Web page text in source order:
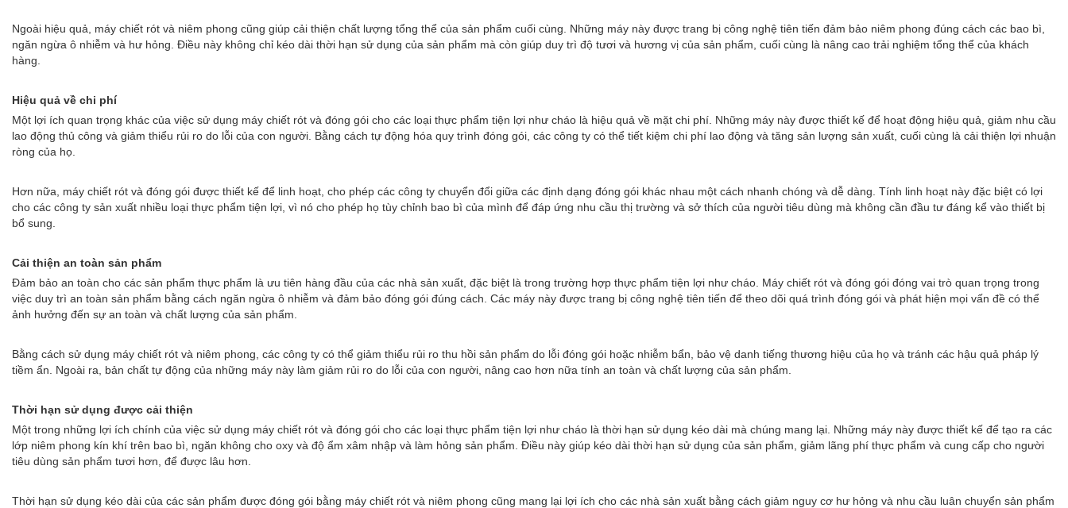
Ngoài hiệu quả, máy chiết rót và niêm phong cũng giúp cải thiện chất lượng tổng thể của sản phẩm cuối cùng. Những máy này được trang bị công nghệ tiên tiến đảm bảo niêm phong đúng cách các bao bì,
ngăn ngừa ô nhiễm và hư hỏng. Điều này không chỉ kéo dài thời hạn sử dụng của sản phẩm mà còn giúp duy trì độ tươi và hương vị của sản phẩm, cuối cùng là nâng cao trải nghiệm tổng thể của khách
hàng.
Hiệu quả về chi phí
Một lợi ích quan trọng khác của việc sử dụng máy chiết rót và đóng gói cho các loại thực phẩm tiện lợi như cháo là hiệu quả về mặt chi phí. Những máy này được thiết kế để hoạt động hiệu quả, giảm nhu cầu
lao động thủ công và giảm thiểu rủi ro do lỗi của con người. Bằng cách tự động hóa quy trình đóng gói, các công ty có thể tiết kiệm chi phí lao động và tăng sản lượng sản xuất, cuối cùng là cải thiện lợi nhuận
ròng của họ.
Hơn nữa, máy chiết rót và đóng gói được thiết kế để linh hoạt, cho phép các công ty chuyển đổi giữa các định dạng đóng gói khác nhau một cách nhanh chóng và dễ dàng. Tính linh hoạt này đặc biệt có lợi
cho các công ty sản xuất nhiều loại thực phẩm tiện lợi, vì nó cho phép họ tùy chỉnh bao bì của mình để đáp ứng nhu cầu thị trường và sở thích của người tiêu dùng mà không cần đầu tư đáng kể vào thiết bị
bổ sung.
Cải thiện an toàn sản phẩm
Đảm bảo an toàn cho các sản phẩm thực phẩm là ưu tiên hàng đầu của các nhà sản xuất, đặc biệt là trong trường hợp thực phẩm tiện lợi như cháo. Máy chiết rót và đóng gói đóng vai trò quan trọng trong
việc duy trì an toàn sản phẩm bằng cách ngăn ngừa ô nhiễm và đảm bảo đóng gói đúng cách. Các máy này được trang bị công nghệ tiên tiến để theo dõi quá trình đóng gói và phát hiện mọi vấn đề có thể
ảnh hưởng đến sự an toàn và chất lượng của sản phẩm.
Bằng cách sử dụng máy chiết rót và niêm phong, các công ty có thể giảm thiểu rủi ro thu hồi sản phẩm do lỗi đóng gói hoặc nhiễm bẩn, bảo vệ danh tiếng thương hiệu của họ và tránh các hậu quả pháp lý
tiềm ẩn. Ngoài ra, bản chất tự động của những máy này làm giảm rủi ro do lỗi của con người, nâng cao hơn nữa tính an toàn và chất lượng của sản phẩm.
Thời hạn sử dụng được cải thiện
Một trong những lợi ích chính của việc sử dụng máy chiết rót và đóng gói cho các loại thực phẩm tiện lợi như cháo là thời hạn sử dụng kéo dài mà chúng mang lại. Những máy này được thiết kế để tạo ra các
lớp niêm phong kín khí trên bao bì, ngăn không cho oxy và độ ẩm xâm nhập và làm hỏng sản phẩm. Điều này giúp kéo dài thời hạn sử dụng của sản phẩm, giảm lãng phí thực phẩm và cung cấp cho người
tiêu dùng sản phẩm tươi hơn, để được lâu hơn.
Thời hạn sử dụng kéo dài của các sản phẩm được đóng gói bằng máy chiết rót và niêm phong cũng mang lại lợi ích cho các nhà sản xuất bằng cách giảm nguy cơ hư hỏng và nhu cầu luân chuyển sản phẩm